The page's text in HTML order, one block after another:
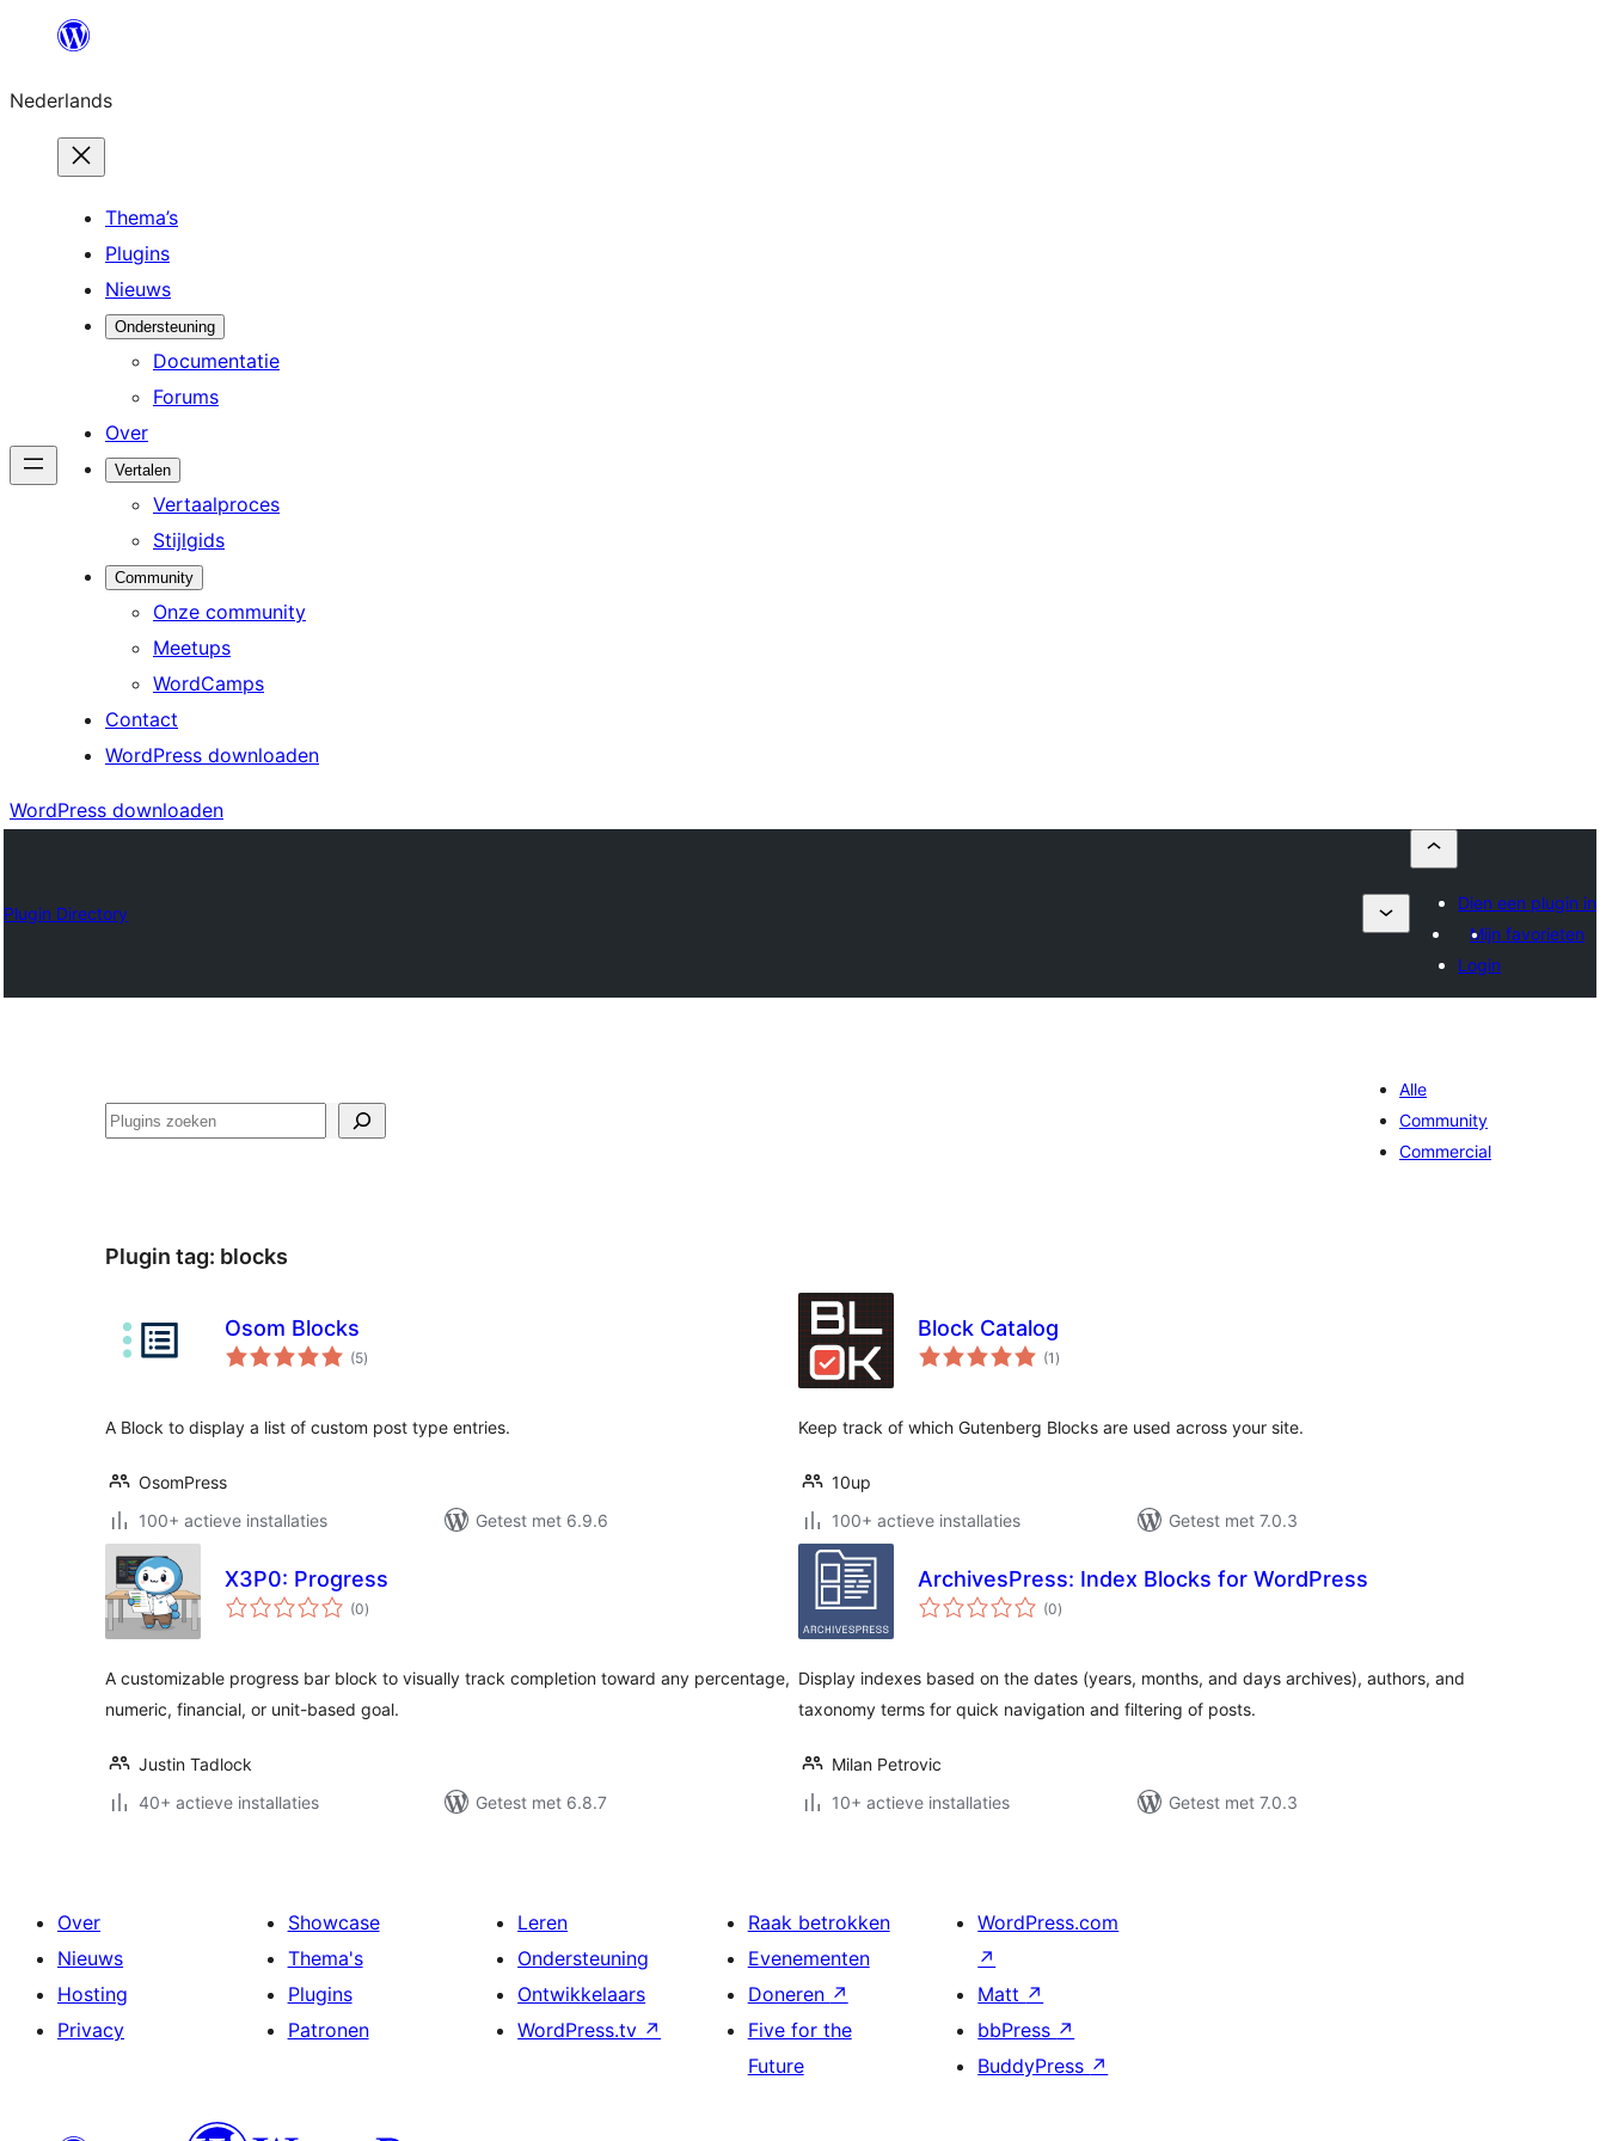
de
inhoud
Nederlands
Thema’s
Plugins
Nieuws
Ondersteuning
Documentatie
Forums
Over
Vertalen
Vertaalproces
Stijlgids
Community
Onze community
Meetups
WordCamps
Contact
WordPress downloaden
WordPress downloaden
Plugin Directory
Dien een plugin in
Mijn favorieten
Login
Zoeken
Alle
Community
Commercial
Plugin tag: blocks
Osom Blocks
(5totaal
waarderingen
)
A Block to display a list of custom post type entries.
OsomPress
100+ actieve installaties
Getest met 6.9.6
Block Catalog
(1 totaal
waarderingen
)
Keep track of which Gutenberg Blocks are used across your site.
10up
100+ actieve installaties
Getest met 7.0.3
X3P0: Progress
(0totaal
waarderingen
)
A customizable progress bar block to visually track completion toward any percentage,
numeric, financial, or unit-based goal.
Justin Tadlock
40+ actieve installaties
Getest met 6.8.7
ArchivesPress: Index Blocks for WordPress
(0totaal
waarderingen
)
Display indexes based on the dates (years, months, and days archives), authors, and
taxonomy terms for quick navigation and filtering of posts.
Milan Petrovic
10+ actieve installaties
Getest met 7.0.3
Over
Nieuws
Hosting
Privacy
Showcase
Thema's
Plugins
Patronen
Leren
Ondersteuning
Ontwikkelaars
WordPress.tv ↗
Raak betrokken
Evenementen
Doneren ↗
Five for the
Future
WordPress.com
↗
Matt ↗
bbPress ↗
BuddyPress ↗